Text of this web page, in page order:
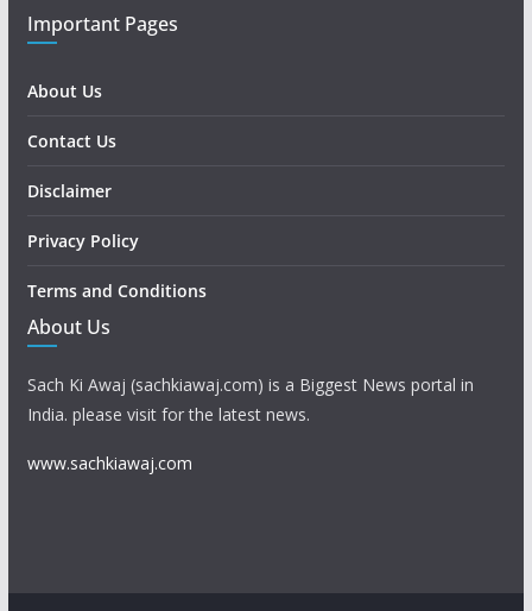
Important Pages
About Us
Contact Us
Disclaimer
Privacy Policy
Terms and Conditions
About Us
Sach Ki Awaj (sachkiawaj.com) is a Biggest News portal in
India. please visit for the latest news.
www.sachkiawaj.com